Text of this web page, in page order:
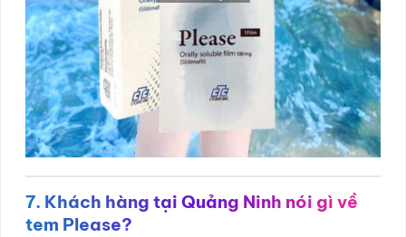
7. Khách hàng tại Quảng Ninh nói gì về
tem Please?